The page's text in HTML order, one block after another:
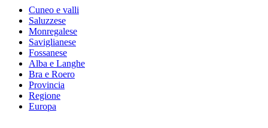
Cuneo e valli
Saluzzese
Monregalese
Saviglianese
Fossanese
Alba e Langhe
Bra e Roero
Provincia
Regione
Europa